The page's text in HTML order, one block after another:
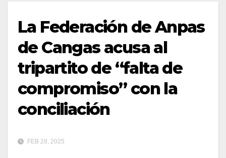
La Federación de Anpas
de Cangas acusa al
tripartito de “falta de
compromiso” con la
conciliación
FEB 28, 2025